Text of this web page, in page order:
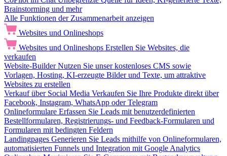
Brainstorming und mehr
Alle Funktionen der Zusammenarbeit anzeigen
Websites und Onlineshops
Websites und Onlineshops Erstellen Sie Websites, die
verkaufen
Website-Builder Nutzen Sie unser kostenloses CMS sowie
Vorlagen, Hosting, KI-erzeugte Bilder und Texte, um attraktive
Websites zu erstellen
Verkauf über Social Media Verkaufen Sie Ihre Produkte direkt über
Facebook, Instagram, WhatsApp oder Telegram
Onlineformulare Erfassen Sie Leads mit benutzerdefinierten
Bestellformularen, Registrierungs- und Feedback-Formularen und
Formularen mit bedingten Feldern
Landingpages Generieren Sie Leads mithilfe von Onlineformularen,
automatisierten Funnels und Integration mit Google Analytics